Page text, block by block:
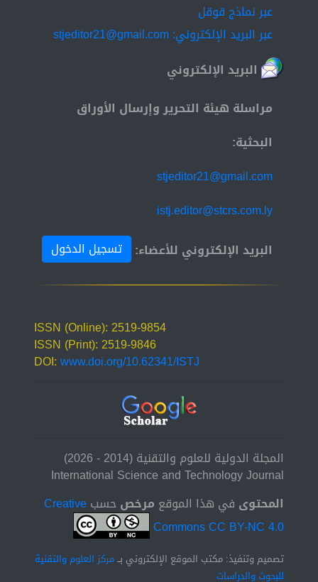
عبر نماذج قوقل
عبر البريد الإلكتروني: stjeditor21@gmail.com
البريد الإلكتروني
مراسلة هيئة التحرير وإرسال الأوراق
البحثية:
stjeditor21@gmail.com
istj.editor@stcrs.com.ly
البريد الإلكتروني للأعضاء:
تسجيل الدخول
ISSN (Online): 2519-9854
ISSN (Print): 2519-9846
DOI:www.doi.org/10.62341/ISTJ
المجلة الدولية للعلوم والتقنية (2014 - 2026)
International Science and Technology Journal
المحتوى في هذا الموقع مرخصحسبCreative
Commons CC BY-NC 4.0
تصميم وتنفيذ: مكتب الموقع الإلكتروني بــمركز العلوم والتقنية
للبحوث والدراسات